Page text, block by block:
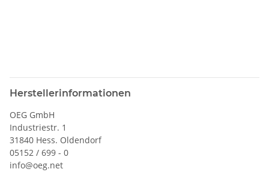
Herstellerinformationen
OEG GmbH
Industriestr. 1
31840 Hess. Oldendorf
05152 / 699 - 0
info@oeg.net